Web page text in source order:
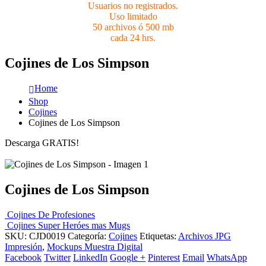
Usuarios no registrados.
Uso limitado
50 archivos ó 500 mb
cada 24 hrs.
Cojines de Los Simpson
Home
Shop
Cojines
Cojines de Los Simpson
Descarga GRATIS!
Cojines de Los Simpson
Cojines De Profesiones
Cojines Super Heróes mas Mugs
SKU: CJD0019 Categoría: Cojines Etiquetas: Archivos JPG
Impresión, Mockups Muestra Digital
Facebook Twitter LinkedIn Google + Pinterest Email WhatsApp